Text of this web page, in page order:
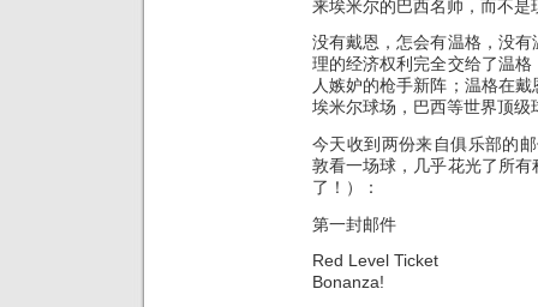
来埃米尔的巴西名帅，而不是
没有戴恩，怎会有温格，没
理的经济权利完全交给了温
人嫉妒的枪手新阵；温格在
埃米尔球场，巴西等世界顶
今天收到两份来自俱乐部的
敦看一场球，几乎花光了所
了！）：
第一封邮件
Red Level Ticket
Bonanza!